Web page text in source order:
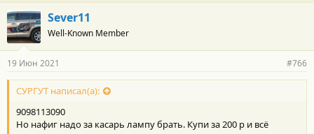
Sever11
Well-Known Member
19 Июн 2021 #766
СУРГУТ написал(а):
9098113090
Но нафиг надо за касарь лампу брать. Купи за 200 р и всё